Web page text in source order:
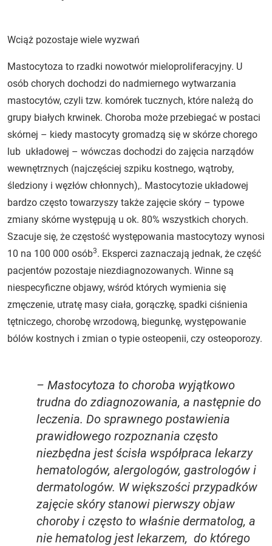
Wciąż pozostaje wiele wyzwań
Mastocytoza to rzadki nowotwór mieloproliferacyjny. U
osób chorych dochodzi do nadmiernego wytwarzania
mastocytów, czyli tzw. komórek tucznych, które należą do
grupy białych krwinek. Choroba może przebiegać w postaci
skórnej – kiedy mastocyty gromadzą się w skórze chorego
lub układowej – wówczas dochodzi do zajęcia narządów
wewnętrznych (najczęściej szpiku kostnego, wątroby,
śledziony i węzłów chłonnych),. Mastocytozie układowej
bardzo często towarzyszy także zajęcie skóry – typowe
zmiany skórne występują u ok. 80% wszystkich chorych.
Szacuje się, że częstość występowania mastocytozy wynosi
10 na 100 000 osób3. Eksperci zaznaczają jednak, że część
pacjentów pozostaje niezdiagnozowanych. Winne są
niespecyficzne objawy, wśród których wymienia się
zmęczenie, utratę masy ciała, gorączkę, spadki ciśnienia
tętniczego, chorobę wrzodową, biegunkę, występowanie
bólów kostnych i zmian o typie osteopenii, czy osteoporozy.
– Mastocytoza to choroba wyjątkowo
trudna do zdiagnozowania, a następnie do
leczenia. Do sprawnego postawienia
prawidłowego rozpoznania często
niezbędna jest ścisła współpraca lekarzy
hematologów, alergologów, gastrologów i
dermatologów. W większości przypadków
zajęcie skóry stanowi pierwszy objaw
choroby i często to właśnie dermatolog, a
nie hematolog jest lekarzem, do którego